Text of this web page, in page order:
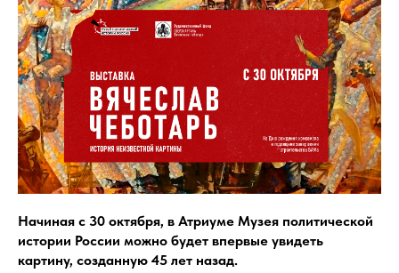
Начиная с 30 октября, в Атриуме Музея политической
истории России можно будет впервые увидеть
картину, созданную 45 лет назад.